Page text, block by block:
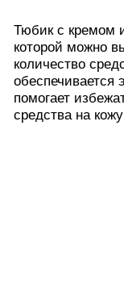
Тюбик с кремом
которой можно
количество
обеспечивается
помогает
средства на